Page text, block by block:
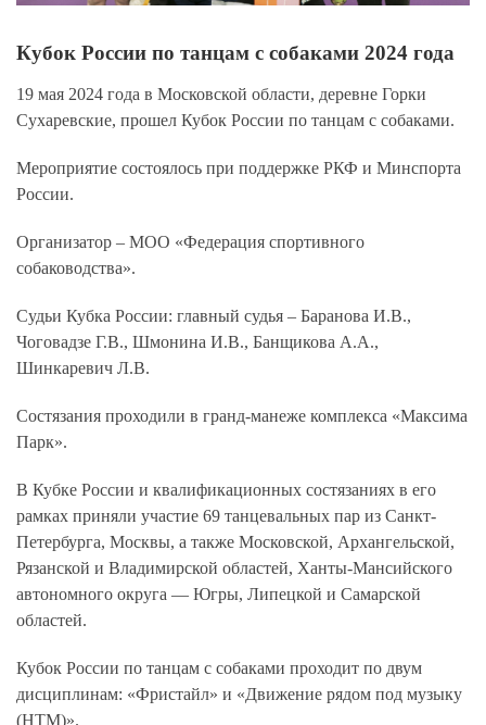
Кубок России по танцам с собаками 2024 года
19 мая 2024 года в Московской области, деревне Горки
Сухаревские, прошел Кубок России по танцам с собаками.
Мероприятие состоялось при поддержке РКФ и Минспорта
России.
Организатор – МОО «Федерация спортивного
собаководства».
Судьи Кубка России: главный судья – Баранова И.В.,
Чоговадзе Г.В., Шмонина И.В., Банщикова А.А.,
Шинкаревич Л.В.
Состязания проходили в гранд-манеже комплекса «Максима
Парк».
В Кубке России и квалификационных состязаниях в его
рамках приняли участие 69 танцевальных пар из Санкт-
Петербурга, Москвы, а также Московской, Архангельской,
Рязанской и Владимирской областей, Ханты-Мансийского
автономного округа — Югры, Липецкой и Самарской
областей.
Кубок России по танцам с собаками проходит по двум
дисциплинам: «Фристайл» и «Движение рядом под музыку
(НТМ)».